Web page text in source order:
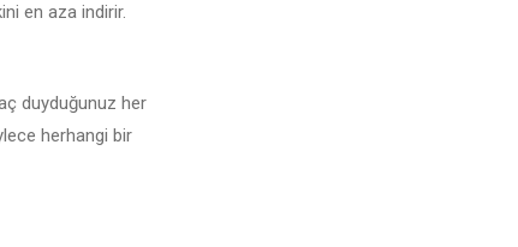
en aza indirir.
duyduğunuz her
herhangi bir